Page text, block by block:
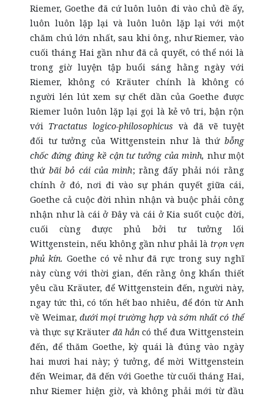
Riemer, Goethe đã cứ luôn luôn đi vào chủ đề ấy,
luôn luôn lặp lại và luôn luôn lặp lại với một
chăm chú lớn nhất, sau khi ông, như Riemer, vào
cuối tháng Hai gần như đã cả quyết, có thể nói là
trong giờ luyện tập buổi sáng hằng ngày với
Riemer, không có Kräuter chính là không có
người lén lút xem sự chết dần của Goethe được
Riemer luôn luôn lặp lại gọi là kẻ vô tri, bận rộn
với Tractatus logico-philosophicus và đã vẽ tuyệt
đối tư tưởng của Wittgenstein như là thứ bỗng
chốc đứng đúng kề cận tư tưởng của mình, như một
thứ bãi bỏ cái của mình; rằng đấy phải nói rằng
chính ở đó, nơi đi vào sự phán quyết giữa cái,
Goethe cả cuộc đời nhìn nhận và buộc phải công
nhận như là cái ở Đây và cái ở Kia suốt cuộc đời,
cuối cùng được phủ bởi tư tưởng lối
Wittgenstein, nếu không gần như phải là trọn vẹn
phủ kín. Goethe có vẻ như đã rực trong suy nghĩ
này cùng với thời gian, đến rằng ông khẩn thiết
yêu cầu Kräuter, để Wittgenstein đến, người này,
ngay tức thì, có tốn hết bao nhiêu, để đón từ Anh
về Weimar, dưới mọi trường hợp và sớm nhất có thể
và thực sự Kräuter đã hẳncó thể đưa Wittgenstein
đến, để thăm Goethe, kỳ quái là đúng vào ngày
hai mươi hai này; ý tưởng, để mời Wittgenstein
đến Weimar, đã đến với Goethe từ cuối tháng Hai,
như Riemer hiện giờ, và không phải mới từ đầu